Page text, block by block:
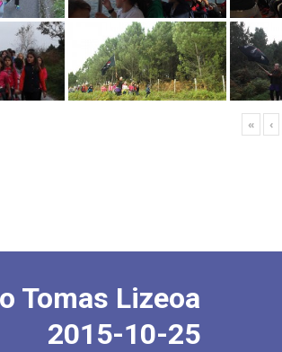
« ‹
Tomas Lizeoa
2015-10-25